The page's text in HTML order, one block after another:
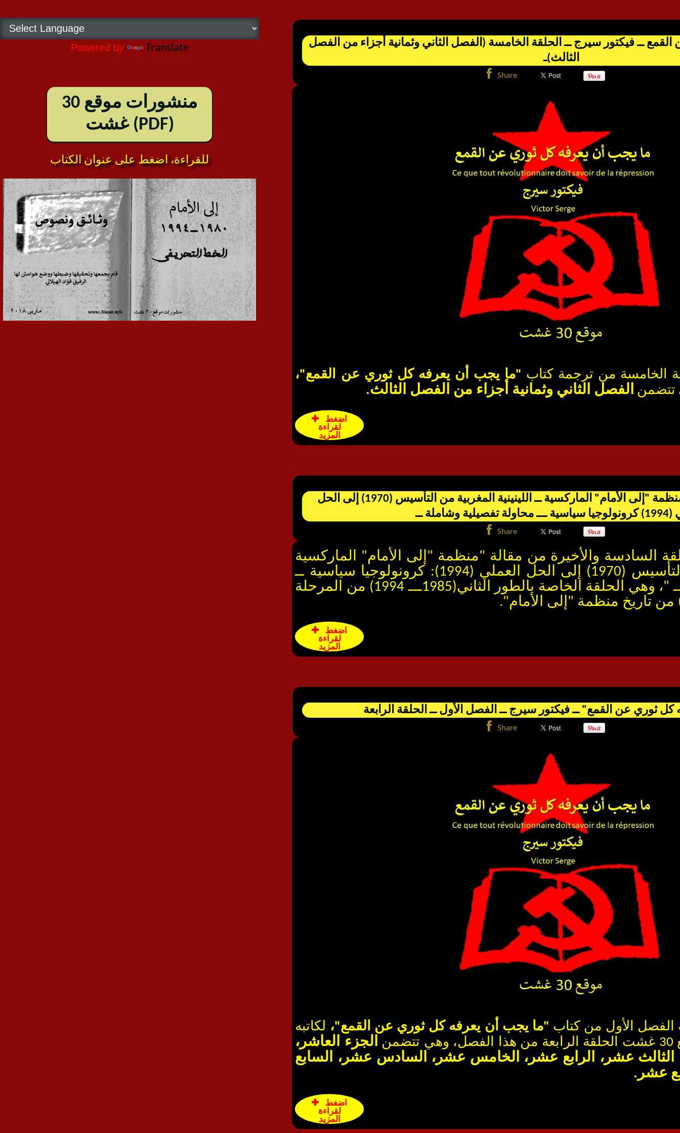
Powered by Translate
منشورات موقع 30
غشت (PDF)
للقراءة، اضغط على عنوان الكتاب
ــ فيكتور سيرج ــ الحلقة الخامسة (الفصل الثاني وثمانية أجزاء من الفصل
الثالث)ـ
Share
ترجمة كتاب "ما يجب أن يعرفه كل ثوري عن القمع"،
الفصل الثاني وثمانية أجزاء من الفصل الثالث.
لقراءة
المزيد
الحلقة السادسة والأخيرة: منظمة "إلى الأمام" الماركسية ــ اللينينية المغربية من التأسيس (1970) إلى الحل
وشاملة ــ
Share
غشت الحلقة السادسة والأخيرة من مقالة "منظمة "إلى الأمام" الماركسية
ــ اللينينية المغربية من التأسيس (1970) إلى الحل العملي (1994): كرونولوجيا سياسية ــ
محاولة تفصيلية وشاملة ــ "، وهي الحلقة الخاصة بالطور الثاني(1985ـــ 1994) من المرحلة
لقراءة
المزيد
Share
الأول من كتاب "ما يجب أن يعرفه كل ثوري عن القمع"، لكاتبه
الجزء العاشر،
الثالث عشر، الرابع عشر، الخامس عشر، السادس عشر، السابع
عشر.
لقراءة
المزيد